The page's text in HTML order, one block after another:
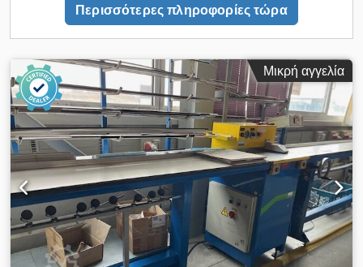
Περισσότερες πληροφορίες τώρα
Μικρή αγγελία